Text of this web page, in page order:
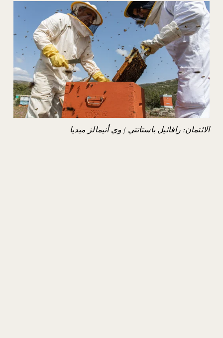
الائتمان: رافائيل باستانتي / وي أنيمالز ميديا